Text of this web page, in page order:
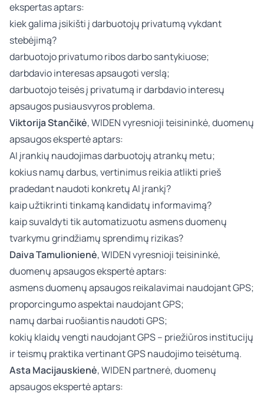
ekspertas aptars:
kiek galima įsikišti į darbuotojų privatumą vykdant
stebėjimą?
darbuotojo privatumo ribos darbo santykiuose;
darbdavio interesas apsaugoti verslą;
darbuotojo teisės į privatumą ir darbdavio interesų
apsaugos pusiausvyros problema.
Viktorija Stančikė, WIDEN vyresnioji teisininkė, duomenų
apsaugos ekspertė aptars:
AI įrankių naudojimas darbuotojų atrankų metu;
kokius namų darbus, vertinimus reikia atlikti prieš
pradedant naudoti konkretų AI įrankį?
kaip užtikrinti tinkamą kandidatų informavimą?
kaip suvaldyti tik automatizuotu asmens duomenų
tvarkymu grindžiamų sprendimų rizikas?
Daiva Tamulionienė, WIDEN vyresnioji teisininkė,
duomenų apsaugos ekspertėaptars:
asmens duomenų apsaugos reikalavimai naudojant GPS;
proporcingumo aspektai naudojant GPS;
namų darbai ruošiantis naudoti GPS;
kokių klaidų vengti naudojant GPS – priežiūros institucijų
ir teismų praktika vertinant GPS naudojimo teisėtumą.
Asta Macijauskienė, WIDEN partnerė, duomenų
apsaugos ekspertėaptars: